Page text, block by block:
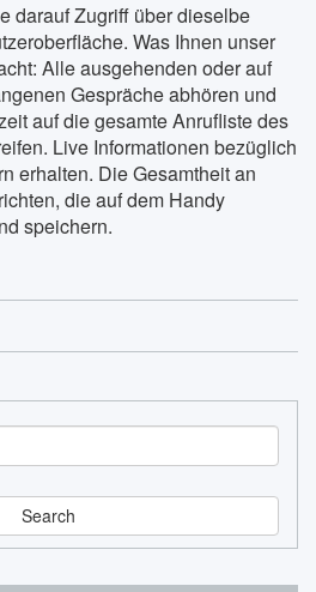
darauf Zugriff über dieselbe
Was Ihnen unser
Alle ausgehenden oder auf
Gespräche abhören und
auf die gesamte Anrufliste des
Live Informationen bezüglich
erhalten. Die Gesamtheit an
die auf dem Handy
speichern.
e
a
r
c